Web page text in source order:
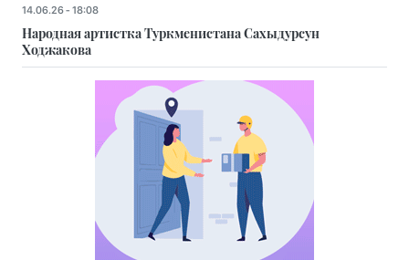
14.06.26 - 18:08
Народная артистка Туркменистана Сахыдурсун
Ходжакова